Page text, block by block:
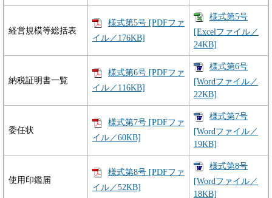
経営規模等総括表
様式第5号 [PDFファ
イル／176KB]
様式第5号
[Excelファイル／
24KB]
納税証明書一覧
様式第6号 [PDFファ
イル／116KB]
様式第6号
[Wordファイル／
22KB]
委任状
様式第7号 [PDFファ
イル／60KB]
様式第7号
[Wordファイル／
19KB]
使用印鑑届
様式第8号 [PDFファ
イル／52KB]
様式第8号
[Wordファイル／
18KB]